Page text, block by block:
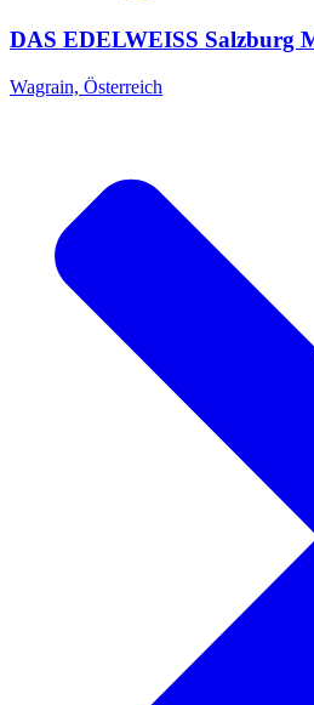
DAS EDELWEISS Salzburg
Wagrain, Österreich